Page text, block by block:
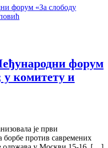
форум
у комитету и
је први
против савремених